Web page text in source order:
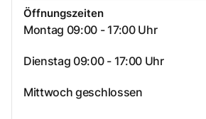
Öffnungszeiten
Montag 09:00 - 17:00 Uhr
Dienstag 09:00 - 17:00 Uhr
Mittwoch geschlossen